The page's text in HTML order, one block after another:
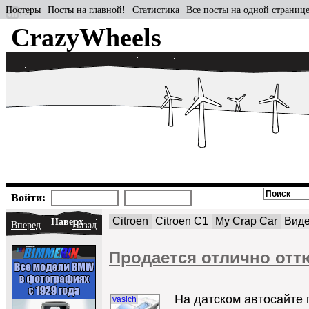
CrazyWheels
Постеры Посты на главной! Статистика Все посты на одной странице
Войти:
Вперед НаверхНазад Citroen Citroen C1 My Crap Car
Продается отлично
vasich
На датском